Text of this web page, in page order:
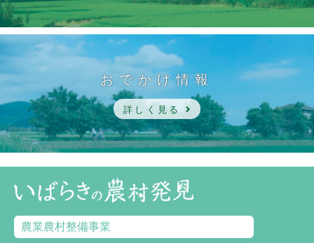
おでかけ情報
詳しく見る
農業農村整備事業